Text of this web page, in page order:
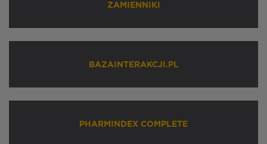
ZAMIENNIKI
BAZAINTERAKCJI.PL
PHARMINDEX COMPLETE